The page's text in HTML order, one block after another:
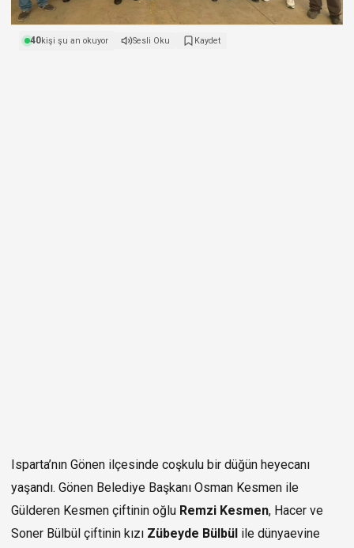
40kişi şu an okuyor Sesli Oku Kaydet
Isparta’nın Gönen ilçesinde coşkulu bir düğün heyecanı
yaşandı. Gönen Belediye Başkanı Osman Kesmen ile
Gülderen Kesmen çiftinin oğlu Remzi Kesmen, Hacer ve
Soner Bülbül çiftinin kızı Zübeyde Bülbül ile dünyaevine